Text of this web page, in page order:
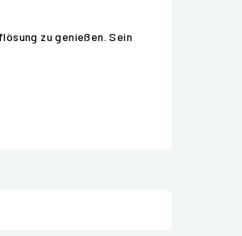
zu genießen. Sein